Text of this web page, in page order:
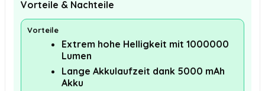
Vorteile & Nachteile
Vorteile
Extrem hohe Helligkeit mit 1000000
Lumen
Lange Akkulaufzeit dank 5000 mAh
Akku